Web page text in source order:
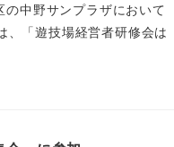
中野サンプラザにおいて
、「遊技場経営者研修会は